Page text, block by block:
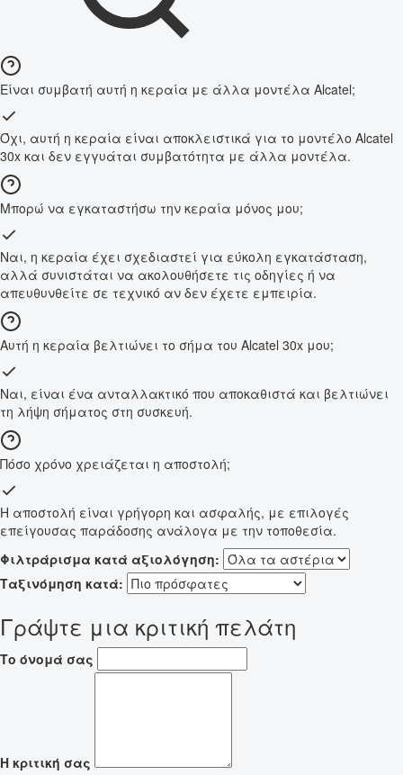
Είναι συμβατή αυτή η κεραία με άλλα μοντέλα Alcatel;
Όχι, αυτή η κεραία είναι αποκλειστικά για το μοντέλο Alcatel
30x και δεν εγγυάται συμβατότητα με άλλα μοντέλα.
Μπορώ να εγκαταστήσω την κεραία μόνος μου;
Ναι, η κεραία έχει σχεδιαστεί για εύκολη εγκατάσταση,
αλλά συνιστάται να ακολουθήσετε τις οδηγίες ή να
απευθυνθείτε σε τεχνικό αν δεν έχετε εμπειρία.
Αυτή η κεραία βελτιώνει το σήμα του Alcatel 30x μου;
Ναι, είναι ένα ανταλλακτικό που αποκαθιστά και βελτιώνει
τη λήψη σήματος στη συσκευή.
Πόσο χρόνο χρειάζεται η αποστολή;
Η αποστολή είναι γρήγορη και ασφαλής, με επιλογές
επείγουσας παράδοσης ανάλογα με την τοποθεσία.
Φιλτράρισμα κατά αξιολόγηση:
Ταξινόμηση κατά:
Γράψτε μια κριτική πελάτη
Το όνομά σας
Η κριτική σας